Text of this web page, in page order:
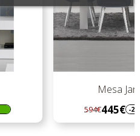
Mesa
Regular
preço
594€445€
Preço -